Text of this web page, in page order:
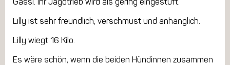
Lilly ist sehr freundlich, verschmust und anhänglich.
Lilly wiegt 16 Kilo.
Es wäre schön, wenn die beiden Hündinnen zusammen